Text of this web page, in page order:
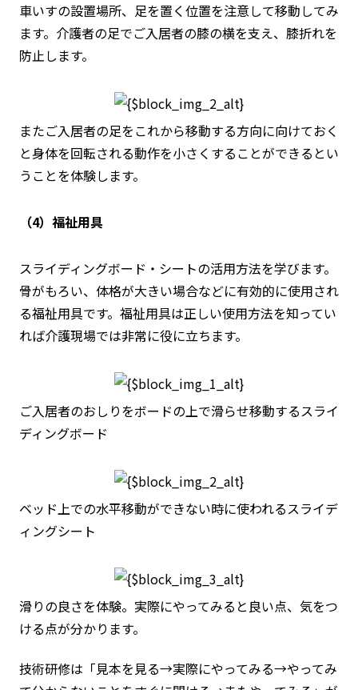
車いすの設置場所、足を置く位置を注意して移動してみ
ます。介護者の足でご入居者の膝の横を支え、膝折れを
防止します。
またご入居者の足をこれから移動する方向に向けておく
と身体を回転される動作を小さくすることができるとい
うことを体験します。
（4）福祉用具
スライディングボード・シートの活用方法を学びます。
骨がもろい、体格が大きい場合などに有効的に使用され
る福祉用具です。福祉用具は正しい使用方法を知ってい
れば介護現場では非常に役に立ちます。
ご入居者のおしりをボードの上で滑らせ移動するスライ
ディングボード
ベッド上での水平移動ができない時に使われるスライデ
ィングシート
滑りの良さを体験。実際にやってみると良い点、気をつ
ける点が分かります。
技術研修は「見本を見る→実際にやってみる→やってみ